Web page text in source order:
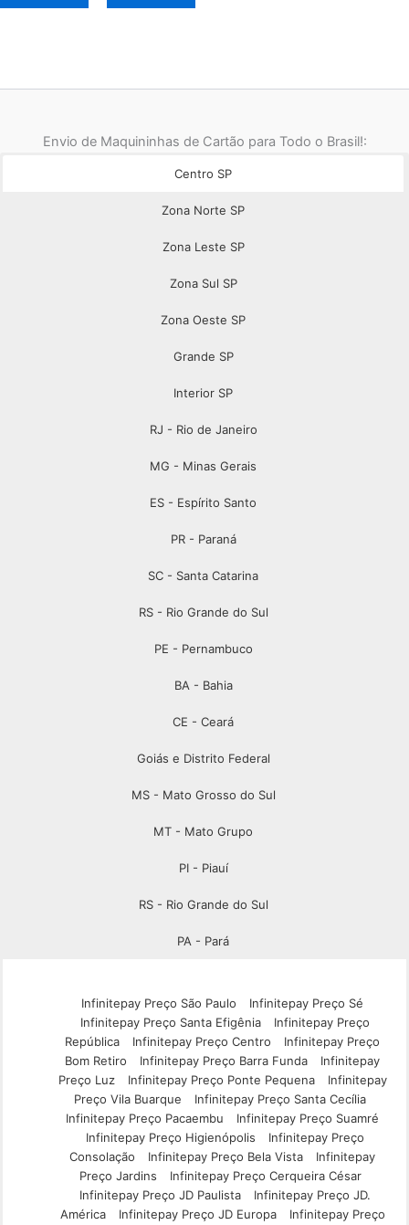
Envio de Maquininhas de Cartão para Todo o Brasil!:
Centro SP
Zona Norte SP
Zona Leste SP
Zona Sul SP
Zona Oeste SP
Grande SP
Interior SP
RJ - Rio de Janeiro
MG - Minas Gerais
ES - Espírito Santo
PR - Paraná
SC - Santa Catarina
RS - Rio Grande do Sul
PE - Pernambuco
BA - Bahia
CE - Ceará
Goiás e Distrito Federal
MS - Mato Grosso do Sul
MT - Mato Grupo
PI - Piauí
RS - Rio Grande do Sul
PA - Pará
Infinitepay Preço São Paulo
Infinitepay Preço Sé
Infinitepay Preço Santa Efigênia
Infinitepay Preço
República
Infinitepay Preço Centro
Infinitepay Preço
Bom Retiro
Infinitepay Preço Barra Funda
Infinitepay
Preço Luz
Infinitepay Preço Ponte Pequena
Infinitepay
Preço Vila Buarque
Infinitepay Preço Santa Cecília
Infinitepay Preço Pacaembu
Infinitepay Preço Suamré
Infinitepay Preço Higienópolis
Infinitepay Preço
Consolação
Infinitepay Preço Bela Vista
Infinitepay
Preço Jardins
Infinitepay Preço Cerqueira César
Infinitepay Preço JD Paulista
Infinitepay Preço JD.
América
Infinitepay Preço JD Europa Infinitepay Preço